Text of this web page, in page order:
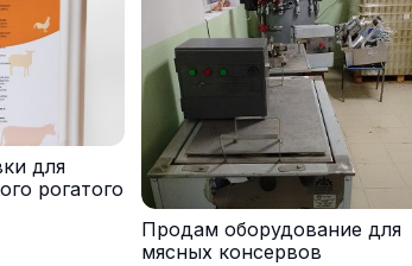
для
рогатого
Продам оборудование для
мясных консервов